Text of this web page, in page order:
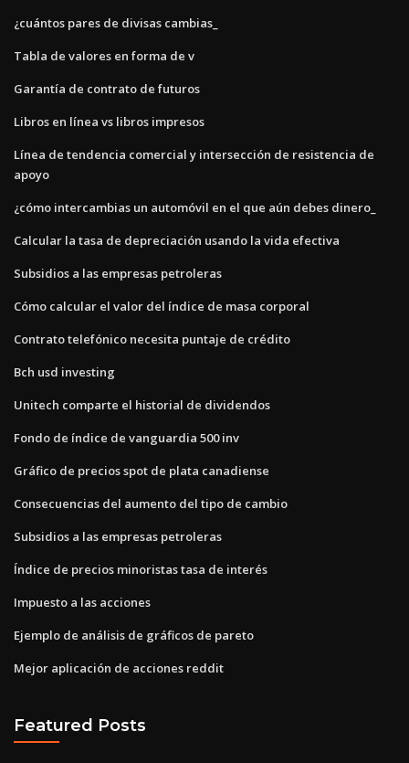
¿cuántos pares de divisas cambias_
Tabla de valores en forma de v
Garantía de contrato de futuros
Libros en línea vs libros impresos
Línea de tendencia comercial y intersección de resistencia de
apoyo
¿cómo intercambias un automóvil en el que aún debes dinero_
Calcular la tasa de depreciación usando la vida efectiva
Subsidios a las empresas petroleras
Cómo calcular el valor del índice de masa corporal
Contrato telefónico necesita puntaje de crédito
Bch usd investing
Unitech comparte el historial de dividendos
Fondo de índice de vanguardia 500 inv
Gráfico de precios spot de plata canadiense
Consecuencias del aumento del tipo de cambio
Subsidios a las empresas petroleras
Índice de precios minoristas tasa de interés
Impuesto a las acciones
Ejemplo de análisis de gráficos de pareto
Mejor aplicación de acciones reddit
Featured Posts